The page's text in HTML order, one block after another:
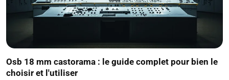
Osb 18 mm castorama : le guide complet pour bien le
choisir et l'utiliser